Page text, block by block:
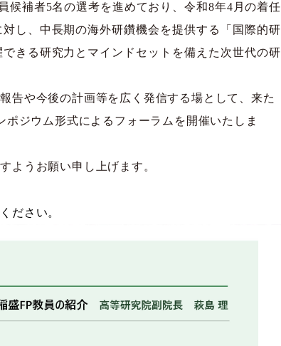
候補者5名の選考を進めており、令和8年4月の着任
し、中長期の海外研鑽機会を提供する「国際的研
きる研究力とマインドセットを備えた次世代の研
や今後の計画等を広く発信する場として、来た
ジウム形式によるフォーラムを開催いたしま
ようお願い申し上げます。
ださい。